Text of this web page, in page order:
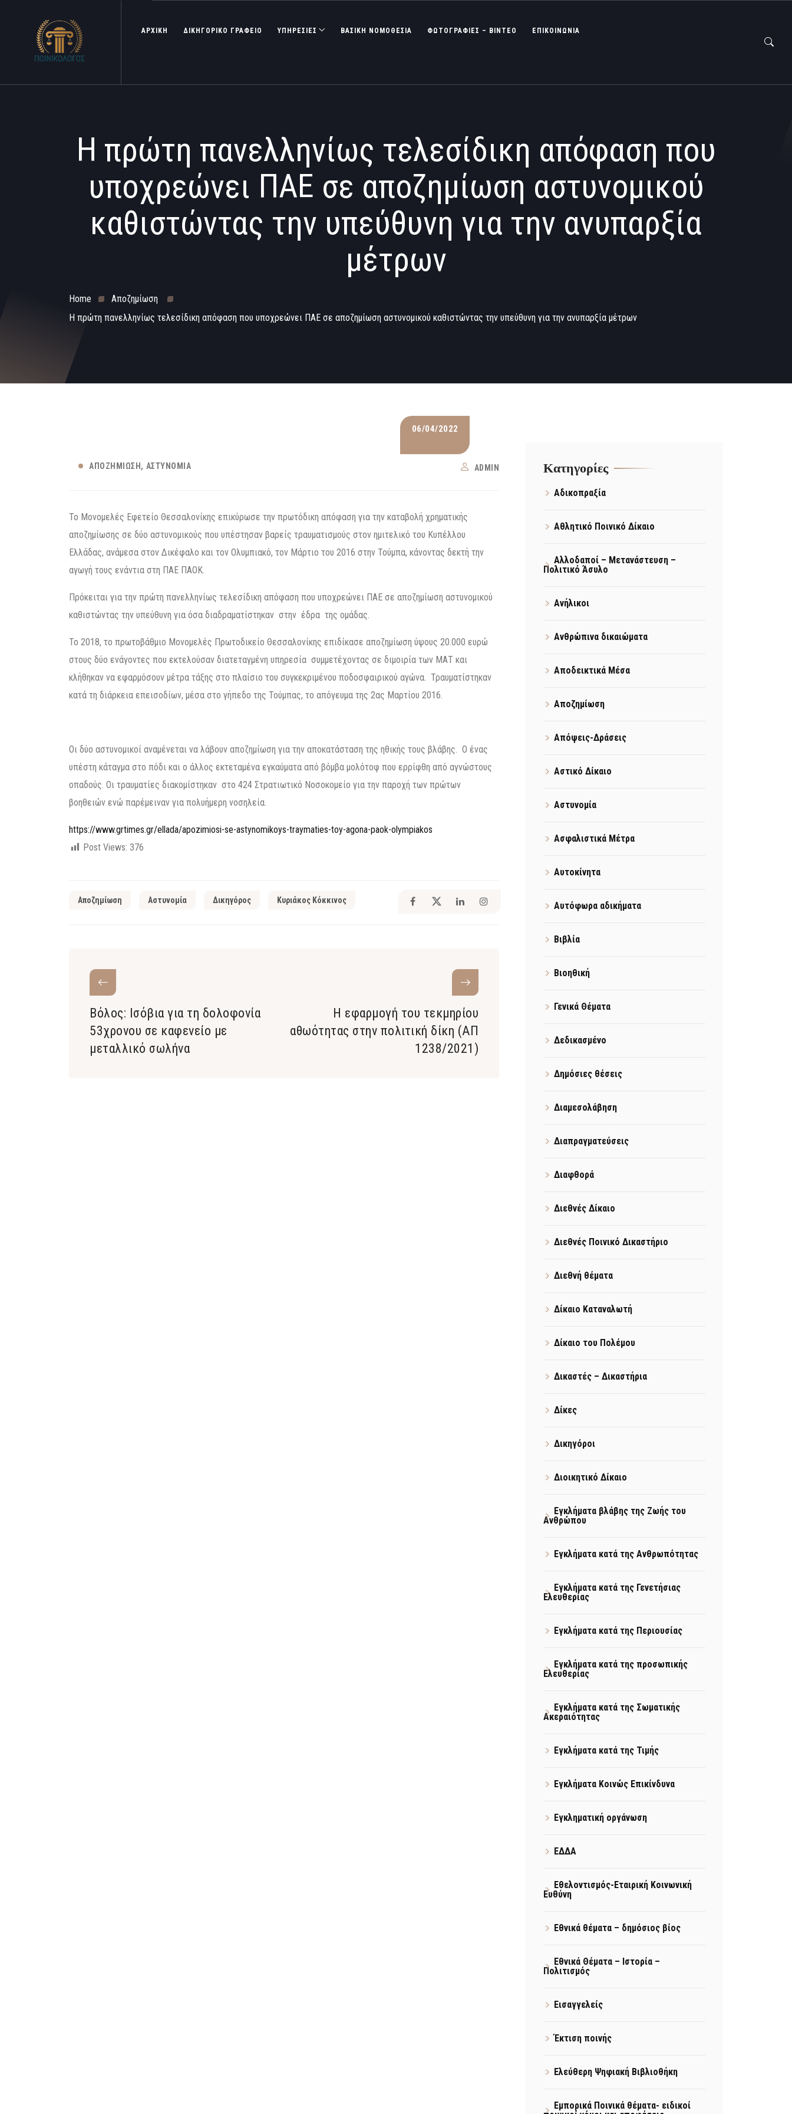
ΑΡΧΙΚΗ ΔΙΚΗΓΟΡΙΚΟ ΓΡΑΦΕΙΟ ΥΠΗΡΕΣΙΕΣ ΒΑΣΙΚΉ ΝΟΜΟΘΕΣΊΑ ΦΩΤΟΓΡΑΦΊΕΣ – ΒΊΝΤΕΟ ΕΠΙΚΟΙΝΩΝΙΑ
Η πρώτη πανελληνίως τελεσίδικη απόφαση που
υποχρεώνει ΠΑΕ σε αποζημίωση αστυνομικού
καθιστώντας την υπεύθυνη για την ανυπαρξία
μέτρων
Home
Αποζημίωση
Η πρώτη πανελληνίως τελεσίδικη απόφαση που υποχρεώνει ΠΑΕ σε αποζημίωση αστυνομικού καθιστώντας την υπεύθυνη για την ανυπαρξία μέτρων
06/04/2022
ΑΠΟΖΗΜΊΩΣΗ ΑΣΤΥΝΟΜΊΑ ADMIN
Το Μονομελές Εφετείο Θεσσαλονίκης επικύρωσε την πρωτόδικη απόφαση για την καταβολή χρηματικής
αποζημίωσης σε δύο αστυνομικούς που υπέστησαν βαρείς τραυματισμούς στον ημιτελικό του Κυπέλλου
Ελλάδας, ανάμεσα στον Δικέφαλο και τον Ολυμπιακό, τον Μάρτιο του 2016 στην Τούμπα, κάνοντας δεκτή την
αγωγή τους ενάντια στη ΠΑΕ ΠΑΟΚ.
Πρόκειται για την πρώτη πανελληνίως τελεσίδικη απόφαση που υποχρεώνει ΠΑΕ σε αποζημίωση αστυνομικού
καθιστώντας την υπεύθυνη για όσα διαδραματίστηκαν στην έδρα της ομάδας.
Το 2018, το πρωτοβάθμιο Μονομελές Πρωτοδικείο Θεσσαλονίκης επιδίκασε αποζημίωση ύψους 20.000 ευρώ
στους δύο ενάγοντες που εκτελούσαν διατεταγμένη υπηρεσία συμμετέχοντας σε διμοιρία των ΜΑΤ και
κλήθηκαν να εφαρμόσουν μέτρα τάξης στο πλαίσιο του συγκεκριμένου ποδοσφαιρικού αγώνα. Τραυματίστηκαν
κατά τη διάρκεια επεισοδίων, μέσα στο γήπεδο της Τούμπας, το απόγευμα της 2ας Μαρτίου 2016.
Οι δύο αστυνομικοί αναμένεται να λάβουν αποζημίωση για την αποκατάσταση της ηθικής τους βλάβης. Ο ένας
υπέστη κάταγμα στο πόδι και ο άλλος εκτεταμένα εγκαύματα από βόμβα μολότοφ που ερρίφθη από αγνώστους
οπαδούς. Οι τραυματίες διακομίστηκαν στο 424 Στρατιωτικό Νοσοκομείο για την παροχή των πρώτων
βοηθειών ενώ παρέμειναν για πολυήμερη νοσηλεία.
https://www.grtimes.gr/ellada/apozimiosi-se-astynomikoys-traymaties-toy-agona-paok-olympiakos
Post Views: 376
Αποζημίωση Αστυνομία Δικηγόρος Κυριάκος Κόκκινος
Βόλος: Ισόβια για τη δολοφονία
53χρονου σε καφενείο με
μεταλλικό σωλήνα
Η εφαρμογή του τεκμηρίου
αθωότητας στην πολιτική δίκη (ΑΠ
1238/2021)
Kατηγορίες
Αδικοπραξία
Αθλητικό Ποινικό Δίκαιο
Αλλοδαποί – Μετανάστευση –
Πολιτικό Άσυλο
Ανήλικοι
Ανθρώπινα δικαιώματα
Αποδεικτικά Μέσα
Αποζημίωση
Απόψεις-Δράσεις
Αστικό Δίκαιο
Αστυνομία
Ασφαλιστικά Μέτρα
Αυτοκίνητα
Αυτόφωρα αδικήματα
Βιβλία
Βιοηθική
Γενικά Θέματα
Δεδικασμένο
Δημόσιες θέσεις
Διαμεσολάβηση
Διαπραγματεύσεις
Διαφθορά
Διεθνές Δίκαιο
Διεθνές Ποινικό Δικαστήριο
Διεθνή θέματα
Δίκαιο Καταναλωτή
Δίκαιο του Πολέμου
Δικαστές – Δικαστήρια
Δίκες
Δικηγόροι
Διοικητικό Δίκαιο
Εγκλήματα βλάβης της Ζωής του
Ανθρώπου
Εγκλήματα κατά της Ανθρωπότητας
Εγκλήματα κατά της Γενετήσιας
Ελευθερίας
Εγκλήματα κατά της Περιουσίας
Εγκλήματα κατά της προσωπικής
Ελευθερίας
Εγκλήματα κατά της Σωματικής
Ακεραιότητας
Εγκλήματα κατά της Τιμής
Εγκλήματα Κοινώς Επικίνδυνα
Εγκληματική οργάνωση
ΕΔΔΑ
Εθελοντισμός-Εταιρική Κοινωνική
Ευθύνη
Εθνικά θέματα – δημόσιος βίος
Εθνικά Θέματα – Ιστορία –
Πολιτισμός
Εισαγγελείς
Έκτιση ποινής
Ελεύθερη Ψηφιακή Βιβλιοθήκη
Εμπορικά Ποινικά θέματα- ειδικοί